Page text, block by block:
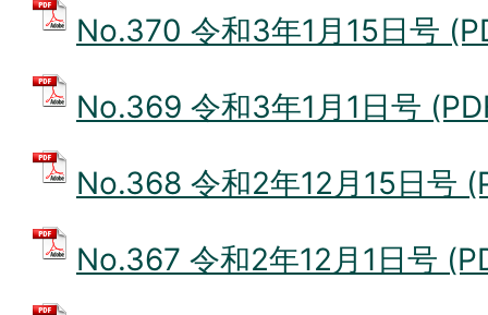
No.370 令和3年1月15日号
No.369 令和3年1月1日号
No.368 令和2年12月15日号
No.367 令和2年12月1日号